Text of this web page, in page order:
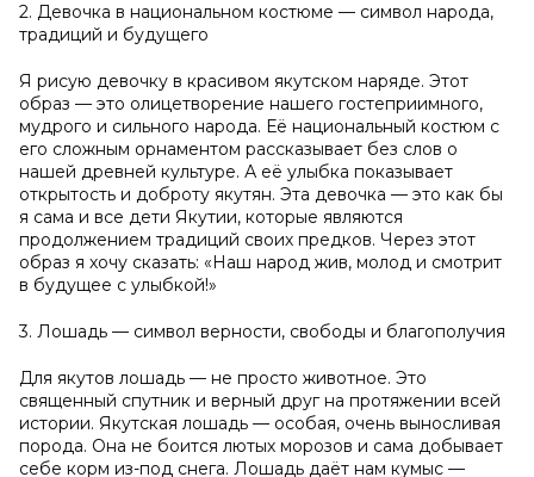
2. Девочка в национальном костюме — символ народа,
традиций и будущего
Я рисую девочку в красивом якутском наряде. Этот
образ — это олицетворение нашего гостеприимного,
мудрого и сильного народа. Её национальный костюм с
его сложным орнаментом рассказывает без слов о
нашей древней культуре. А её улыбка показывает
открытость и доброту якутян. Эта девочка — это как бы
я сама и все дети Якутии, которые являются
продолжением традиций своих предков. Через этот
образ я хочу сказать: «Наш народ жив, молод и смотрит
в будущее с улыбкой!»
3. Лошадь — символ верности, свободы и благополучия
Для якутов лошадь — не просто животное. Это
священный спутник и верный друг на протяжении всей
истории. Якутская лошадь — особая, очень выносливая
порода. Она не боится лютых морозов и сама добывает
себе корм из-под снега. Лошадь даёт нам кумыс —